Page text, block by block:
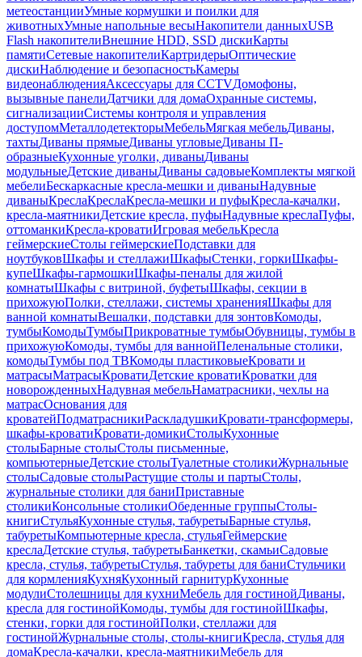
метеостанцииУмные кормушки и поилки для
животныхУмные напольные весыНакопители данныхUSB
Flash накопителиВнешние HDD, SSD дискиКарты
памятиСетевые накопителиКартридерыОптические
дискиНаблюдение и безопасностьКамеры
видеонаблюденияАксессуары для CCTVДомофоны,
вызывные панелиДатчики для домаОхранные системы,
сигнализацииСистемы контроля и управления
доступомМеталлодетекторыМебельМягкая мебельДиваны,
тахтыДиваны прямыеДиваны угловыеДиваны П-
образныеКухонные уголки, диваныДиваны
модульныеДетские диваныДиваны садовыеКомплекты мягкой
мебелиБескаркасные кресла-мешки и диваныНадувные
диваныКреслаКреслаКресла-мешки и пуфыКресла-качалки,
кресла-маятникиДетские кресла, пуфыНадувные креслаПуфы,
оттоманкиКресла-кроватиИгровая мебельКресла
геймерскиеСтолы геймерскиеПодставки для
ноутбуковШкафы и стеллажиШкафыСтенки, горкиШкафы-
купеШкафы-гармошкиШкафы-пеналы для жилой
комнатыШкафы с витриной, буфетыШкафы, секции в
прихожуюПолки, стеллажи, системы храненияШкафы для
ванной комнатыВешалки, подставки для зонтовКомоды,
тумбыКомодыТумбыПрикроватные тумбыОбувницы, тумбы в
прихожуюКомоды, тумбы для ваннойПеленальные столики,
комодыТумбы под ТВКомоды пластиковыеКровати и
матрасыМатрасыКроватиДетские кроватиКроватки для
новорожденныхНадувная мебельНаматрасники, чехлы на
матрасОснования для
кроватейПодматрасникиРаскладушкиКровати-трансформеры,
шкафы-кроватиКровати-домикиСтолыКухонные
столыБарные столыСтолы письменные,
компьютерныеДетские столыТуалетные столикиЖурнальные
столыСадовые столыРастущие столы и партыСтолы,
журнальные столики для баниПриставные
столикиКонсольные столикиОбеденные группыСтолы-
книгиСтульяКухонные стулья, табуретыБарные стулья,
табуретыКомпьютерные кресла, стульяГеймерские
креслаДетские стулья, табуретыБанкетки, скамьиСадовые
кресла, стулья, табуретыСтулья, табуреты для баниСтульчики
для кормленияКухняКухонный гарнитурКухонные
модулиСтолешницы для кухниМебель для гостинойДиваны,
кресла для гостинойКомоды, тумбы для гостинойШкафы,
стенки, горки для гостинойПолки, стеллажи для
гостинойЖурнальные столы, столы-книгиКресла, стулья для
домаКресла-качалки, кресла-маятникиМебель для